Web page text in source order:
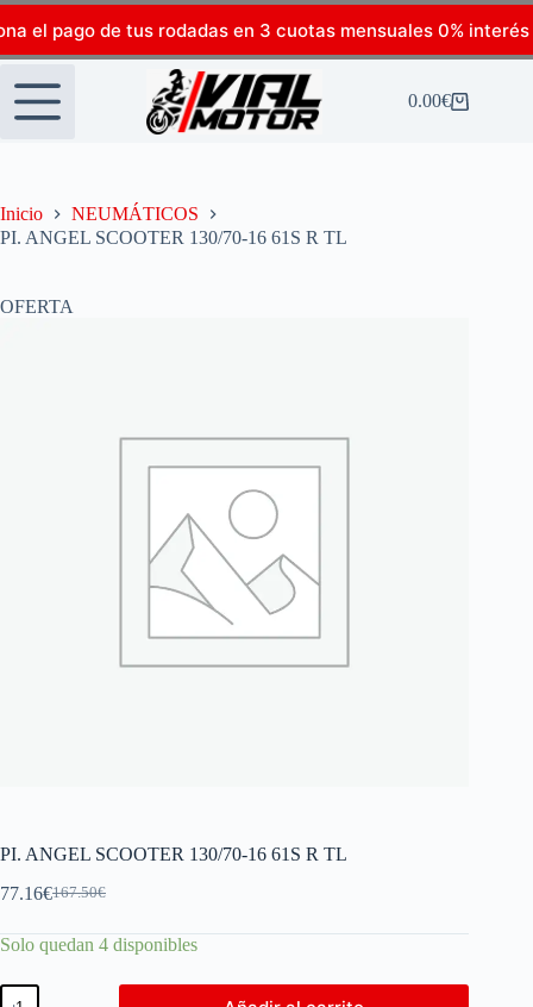
el pago de tus rodadas en 3 cuotas mensuales 0% interés
0.00€
Inicio
NEUMÁTICOS
PI. ANGEL SCOOTER 130/70-16 61S R TL
OFERTA
PI. ANGEL SCOOTER 130/70-16 61S R TL
167.50€
77.16€
Solo quedan 4 disponibles